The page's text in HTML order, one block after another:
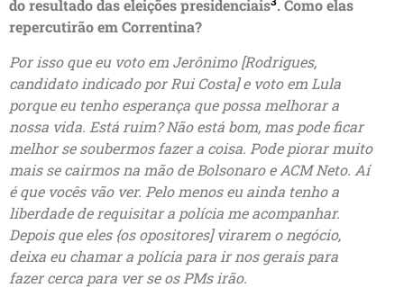
do resultado das eleições presidenciais . Como elas
repercutirão em Correntina?
Por isso que eu voto em Jerônimo [Rodrigues,
candidato indicado por Rui Costa] e voto em Lula
porque eu tenho esperança que possa melhorar a
nossa vida. Está ruim? Não está bom, mas pode ficar
melhor se soubermos fazer a coisa. Pode piorar muito
mais se cairmos na mão de Bolsonaro e ACM Neto. Aí
é que vocês vão ver. Pelo menos eu ainda tenho a
liberdade de requisitar a polícia me acompanhar.
Depois que eles {os opositores] virarem o negócio,
deixa eu chamar a polícia para ir nos gerais para
fazer cerca para ver se os PMs irão.